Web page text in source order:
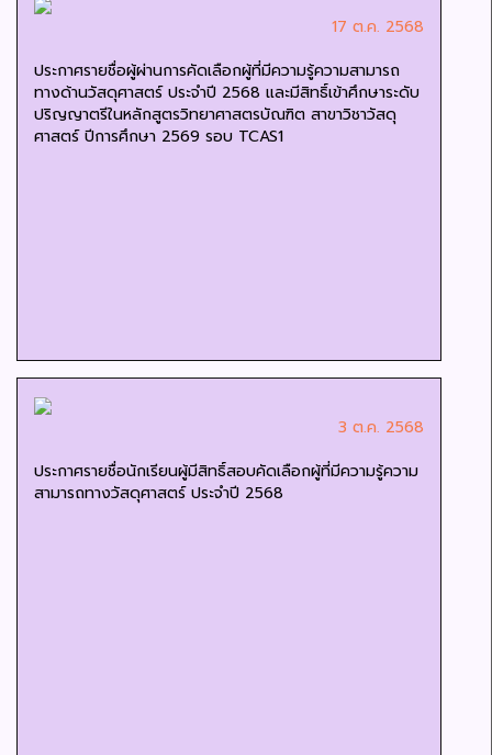
17 ต.ค. 2568
ประกาศรายชื่อผู้ผ่านการคัดเลือกผู้ที่มีความรู้ความสามารถ
ทางด้านวัสดุศาสตร์ ประจำปี 2568 และมีสิทธิ์เข้าศึกษาระดับ
ปริญญาตรีในหลักสูตรวิทยาศาสตรบัณฑิต สาขาวิชาวัสดุ
ศาสตร์ ปีการศึกษา 2569 รอบ TCAS1
3 ต.ค. 2568
ประกาศรายชื่อนักเรียนผู้มีสิทธิ์สอบคัดเลือกผู้ที่มีความรู้ความ
สามารถทางวัสดุศาสตร์ ประจำปี 2568